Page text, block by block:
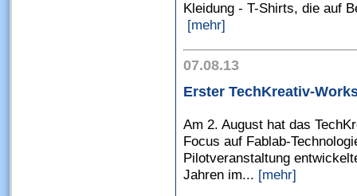
Kleidung - T-Shirts, die auf
[mehr]
07.08.13
Erster TechKreativ-
Am 2. August hat das
Focus auf Fablab-
Pilotveranstaltung
Jahren im... [mehr]